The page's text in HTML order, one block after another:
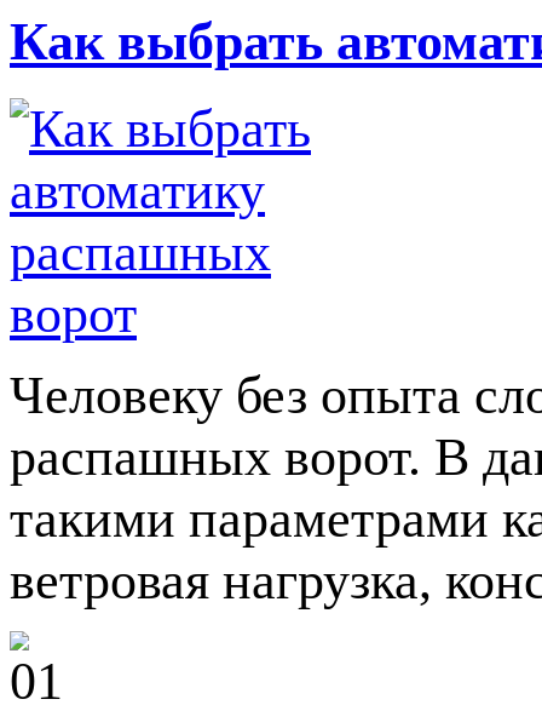
Как выбрать
Человеку без опыта
распашных ворот. В
такими параметрами
ветровая нагрузка,